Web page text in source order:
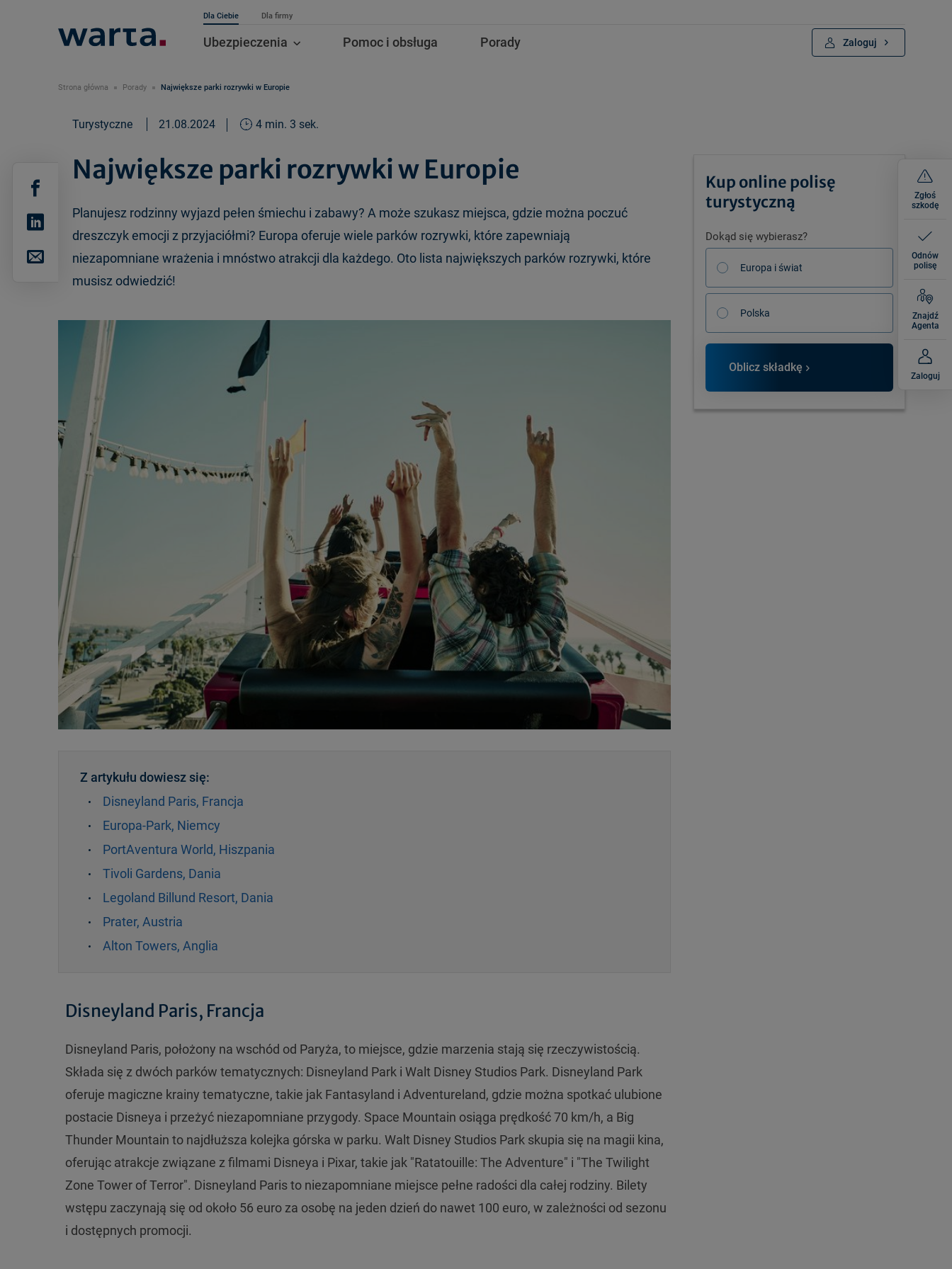
Dla Ciebie Dla firmy
Ubezpieczenia Pomoc i obsługa Porady Zaloguj
Strona główna Porady Największe parki rozrywki w Europie
Turystyczne 21.08.2024 4 min. 3 sek.
Największe parki rozrywki w Europie
Planujesz rodzinny wyjazd pełen śmiechu i zabawy? A może szukasz miejsca, gdzie można poczuć
dreszczyk emocji z przyjaciółmi? Europa oferuje wiele parków rozrywki, które zapewniają
niezapomniane wrażenia i mnóstwo atrakcji dla każdego. Oto lista największych parków rozrywki, które
musisz odwiedzić!
Z artykułu dowiesz się:
Disneyland Paris, Francja
Europa-Park, Niemcy
PortAventura World, Hiszpania
Tivoli Gardens, Dania
Legoland Billund Resort, Dania
Prater, Austria
Alton Towers, Anglia
Disneyland Paris, Francja
Disneyland Paris, położony na wschód od Paryża, to miejsce, gdzie marzenia stają się rzeczywistością.
Składa się z dwóch parków tematycznych: Disneyland Park i Walt Disney Studios Park. Disneyland Park
oferuje magiczne krainy tematyczne, takie jak Fantasyland i Adventureland, gdzie można spotkać ulubione
postacie Disneya i przeżyć niezapomniane przygody. Space Mountain osiąga prędkość 70 km/h, a Big
Thunder Mountain to najdłuższa kolejka górska w parku. Walt Disney Studios Park skupia się na magii kina,
oferując atrakcje związane z filmami Disneya i Pixar, takie jak "Ratatouille: The Adventure" i "The Twilight
Zone Tower of Terror". Disneyland Paris to niezapomniane miejsce pełne radości dla całej rodziny. Bilety
wstępu zaczynają się od około 56 euro za osobę na jeden dzień do nawet 100 euro, w zależności od sezonu
i dostępnych promocji.
Kup online polisę
turystyczną
Dokąd się wybierasz?
Europa i świat
Polska
Oblicz składkę
Zgłoś
szkodę
Odnów
polisę
Znajdź
Agenta
Zaloguj